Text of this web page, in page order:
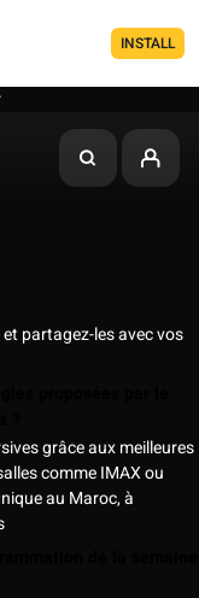
INSTALL
partagez-les avec vos
grâce aux meilleures
comme IMAX ou
au Maroc, à